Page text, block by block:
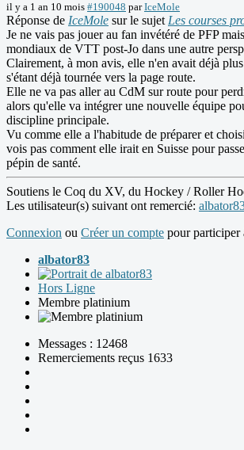
il y a 1 an 10 mois #190048 parIceMole
Réponse de IceMole sur le sujet Les courses
Je ne vais pas jouer au fan invétéré de PFP
mondiaux de VTT post-Jo dans une autre
Clairement, à mon avis, elle n'en avait déjà
s'étant déjà tournée vers la page route.
Elle ne va pas aller au CdM sur route pour
alors qu'elle va intégrer une nouvelle équipe
discipline principale.
Vu comme elle a l'habitude de préparer et
vois pas comment elle irait en Suisse pour
pépin de santé.
Soutiens le Coq du XV, du Hockey / Roller
Les utilisateur(s) suivant ont remercié:
Connexion ou Créer un compte pour participer
albator83
Hors Ligne
Membre platinium
Messages : 12468
Remerciements reçus 1633